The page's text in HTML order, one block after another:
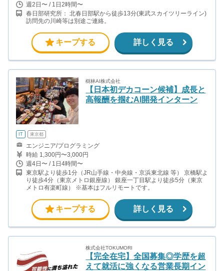
週2日〜 / 1日2時間〜
春日部研究所： 北春日部駅から徒歩13分(東武スカイツリーライン)
訪問先の川崎等は別途ご連絡。
キープする 詳しく見る
樹林AI株式会社
【日本初デカコーン候補】成長と
高報酬を掴むAI開発インターン
IT 東京都
エンジニア/プログラミング
時給 1,300円〜3,000円
週4日〜 / 1日4時間〜
東京駅より徒歩1分（JR山手線・中央線・京浜東北線 等） 京橋駅よ
り徒歩4分（東京メトロ銀座線） 銀座一丁目駅より徒歩5分（東京
メトロ有楽町線） ※基本はフルリモートです。
キープする 詳しく見る
株式会社TOKUMORI
【完全在宅】全国募集◎学歴を超
えて就活に強くなる営業長期イン